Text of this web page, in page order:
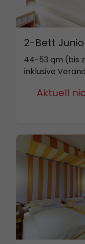
2-Bett
44-53 qm (bis
inklusive
Aktuell